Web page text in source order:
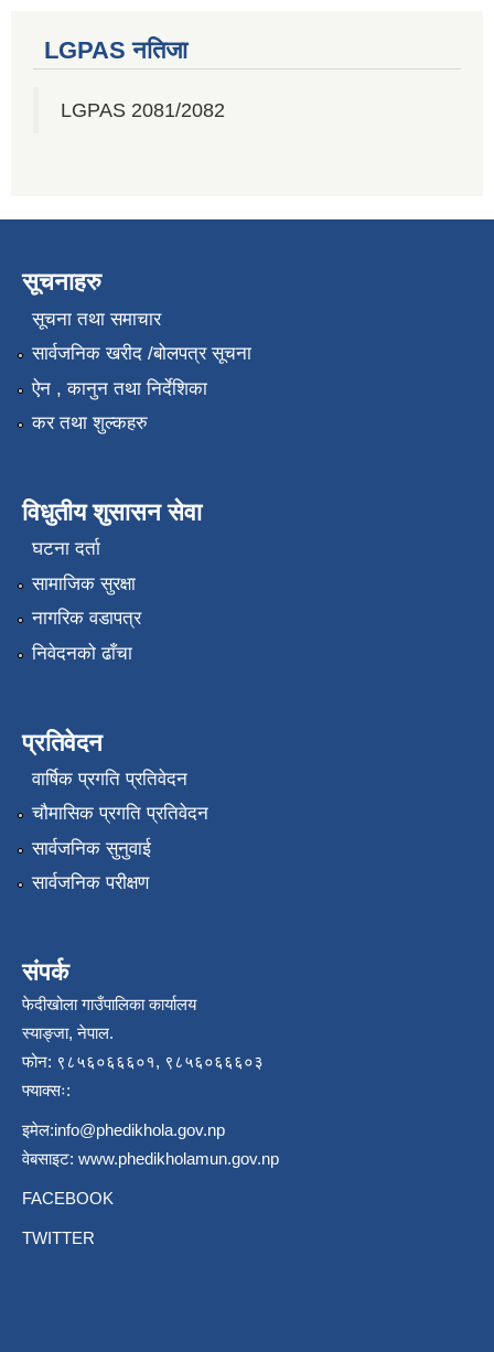
LGPAS नतिजा
LGPAS 2081/2082
सूचनाहरु
सूचना तथा समाचार
सार्वजनिक खरीद /बोलपत्र सूचना
ऐन , कानुन तथा निर्देशिका
कर तथा शुल्कहरु
विधुतीय शुसासन सेवा
घटना दर्ता
सामाजिक सुरक्षा
नागरिक वडापत्र
निवेदनको ढाँचा
प्रतिवेदन
वार्षिक प्रगति प्रतिवेदन
चौमासिक प्रगति प्रतिवेदन
सार्वजनिक सुनुवाई
सार्वजनिक परीक्षण
संपर्क
फेदीखोला गाउँपालिका कार्यालय
स्याङ्जा, नेपाल.
फोन: ९८५६०६६६०१, ९८५६०६६६०३
फ्याक्सः:
इमेल:info@phedikhola.gov.np
वेबसाइट: www.phedikholamun.gov.np
FACEBOOK
TWITTER